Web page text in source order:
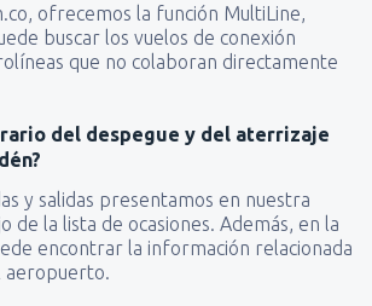
ofrecemos la función MultiLine,
buscar los vuelos de conexión
que no colaboran directamente
del despegue y del aterrizaje
y salidas presentamos en nuestra
de la lista de ocasiones. Además, en la
encontrar la información relacionada
aeropuerto.